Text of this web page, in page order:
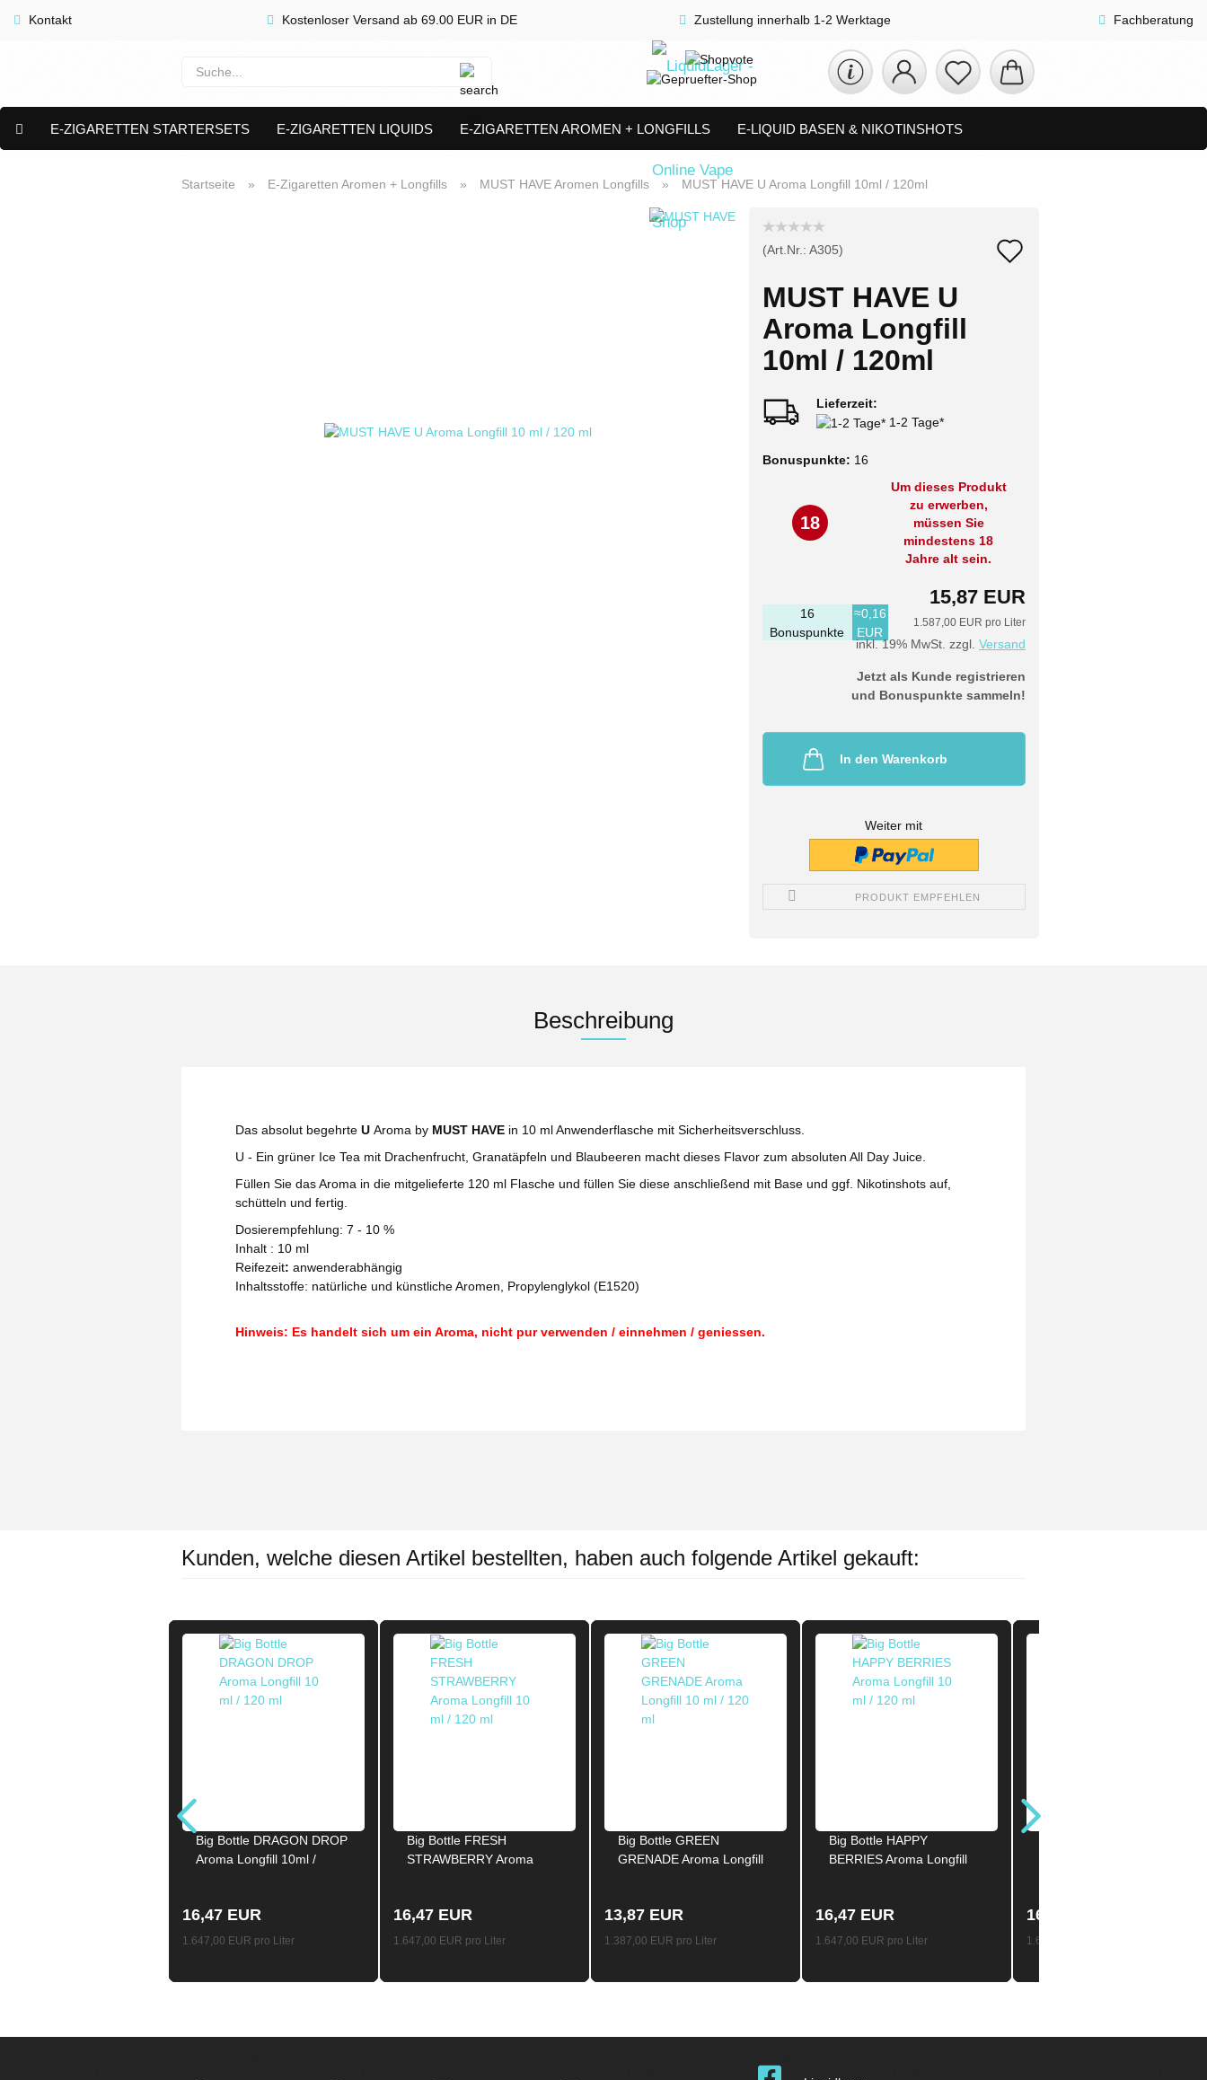
Kontakt Kostenloser Versand ab 69.00 EUR in DE Zustellung innerhalb 1-2 Werktage Fachberatung
E-ZIGARETTEN STARTERSETS E-ZIGARETTEN LIQUIDS E-ZIGARETTEN AROMEN + LONGFILLS E-LIQUID BASEN & NIKOTINSHOTS
VERDAMPFER & COILS AKKUTRÄGER & SETS
Startseite » E-Zigaretten Aromen + Longfills » MUST HAVE Aromen Longfills » MUST HAVE U Aroma Longfill 10ml / 120ml
(Art.Nr.: A305)
MUST HAVE U
Aroma Longfill
10ml / 120ml
Lieferzeit:
1-2 Tage*
Bonuspunkte: 16
18
Um dieses Produkt
zu erwerben,
müssen Sie
mindestens 18
Jahre alt sein.
15,87 EUR
1.587,00 EUR pro Liter
inkl. 19% MwSt. zzgl. Versand
16
Bonuspunkte
≈0,16
EUR
Jetzt als Kunde registrieren
und Bonuspunkte sammeln!
In den Warenkorb
Weiter mit
PRODUKT EMPFEHLEN
Beschreibung
Das absolut begehrte U Aroma by MUST HAVE in 10 ml Anwenderflasche mit Sicherheitsverschluss.
U - Ein grüner Ice Tea mit Drachenfrucht, Granatäpfeln und Blaubeeren macht dieses Flavor zum absoluten All Day Juice.
Füllen Sie das Aroma in die mitgelieferte 120 ml Flasche und füllen Sie diese anschließend mit Base und ggf. Nikotinshots auf,
schütteln und fertig.
Dosierempfehlung: 7 - 10 %
Inhalt : 10 ml
Reifezeit: anwenderabhängig
Inhaltsstoffe: natürliche und künstliche Aromen, Propylenglykol (E1520)
Hinweis: Es handelt sich um ein Aroma, nicht pur verwenden / einnehmen / geniessen.
Kunden, welche diesen Artikel bestellten, haben auch folgende Artikel gekauft:
Big Bottle DRAGON DROP
Aroma Longfill 10ml /
16,47 EUR
1.647,00 EUR pro Liter
Big Bottle FRESH
STRAWBERRY Aroma
16,47 EUR
1.647,00 EUR pro Liter
Big Bottle GREEN
GRENADE Aroma Longfill
13,87 EUR
1.387,00 EUR pro Liter
Big Bottle HAPPY
BERRIES Aroma Longfill
16,47 EUR
1.647,00 EUR pro Liter
16,47 EUR
1.647,00 EUR pro Liter